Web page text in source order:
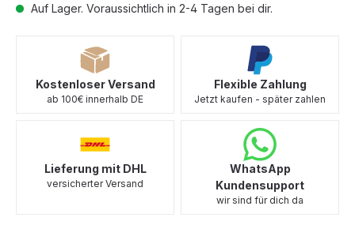
Auf Lager. Voraussichtlich in 2-4 Tagen bei dir.
Kostenloser Versand
ab 100€ innerhalb DE
Flexible Zahlung
Jetzt kaufen - später zahlen
Lieferung mit DHL
versicherter Versand
WhatsApp
Kundensupport
wir sind für dich da